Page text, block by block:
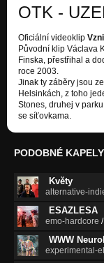
OTK -
Oficiální videoklip
Původní klip Václava
Finska, přestřihal a
roce 2003.
Jinak ty záběry jsou
Helsinkách, z toho
Stones, druhej v
se síťovkama.
PODOBNÉ KAPELY
Květy
alternative-
ESAZLESA
emo-hardcore /
WWW
experimental-